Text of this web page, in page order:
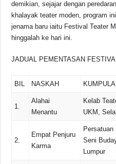
demikian, sejajar dengan
khalayak teater moden, program
jenama baru iaitu Festival Teater
hinggalah ke hari ini.
JADUAL PEMENTASAN
BIL NASKAH
1.
Alahai
Menantu
Kelab
UKM,
2.
Empat Penjuru
Karma
Persatuan
Seni
Lumpur